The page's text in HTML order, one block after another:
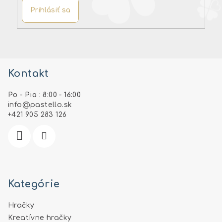
Prihlásiť sa
Kontakt
Po - Pia : 8:00 - 16:00
info @pastello.sk
+421 905 283 126
Kategórie
Hračky
Kreatívne hračky